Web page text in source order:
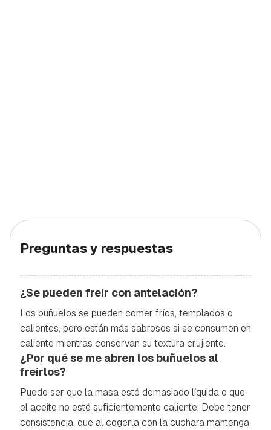
Preguntas y respuestas
¿Se pueden freír con antelación?
Los buñuelos se pueden comer fríos, templados o
calientes, pero están más sabrosos si se consumen en
caliente mientras conservan su textura crujiente.
¿Por qué se me abren los buñuelos al
freírlos?
Puede ser que la masa esté demasiado líquida o que
el aceite no esté suficientemente caliente. Debe tener
consistencia, que al cogerla con la cuchara mantenga